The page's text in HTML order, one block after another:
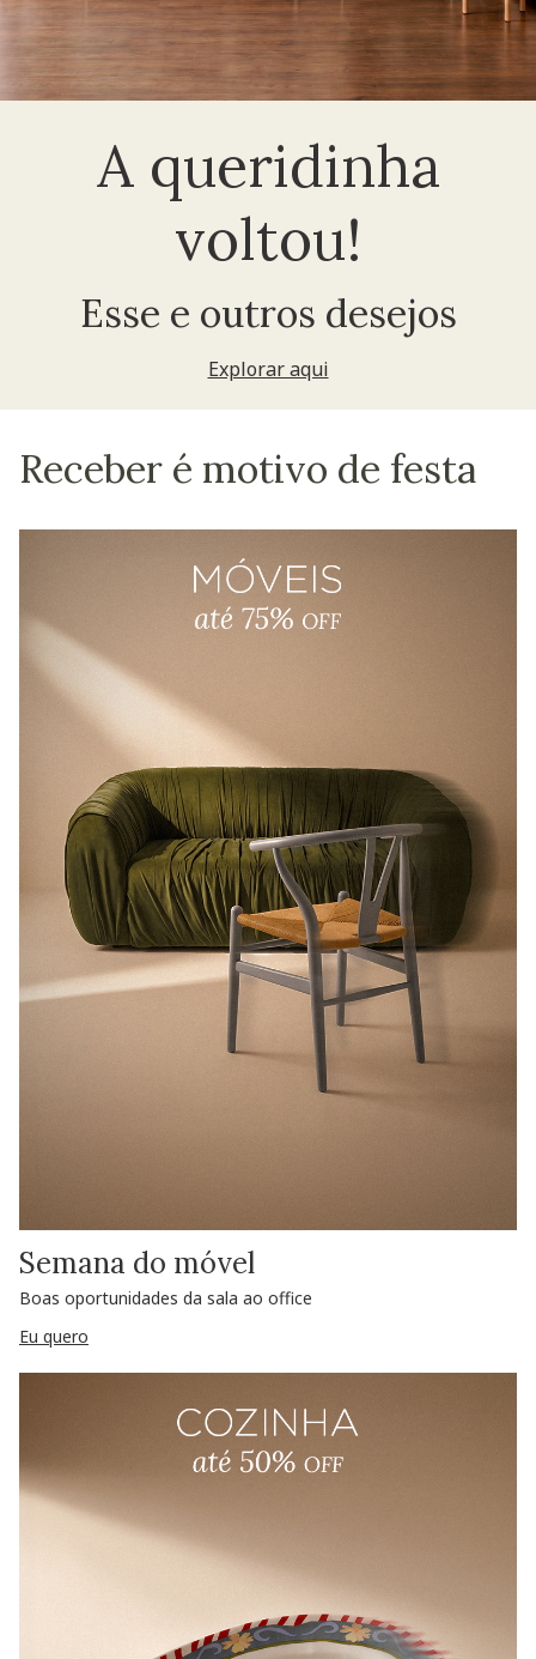
A queridinha
voltou!
Esse e outros desejos
Explorar aqui
Receber é motivo de festa
Semana do móvel
Boas oportunidades da sala ao office
Eu quero